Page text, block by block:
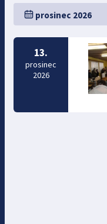
prosinec 2026
13.
prosinec
2026